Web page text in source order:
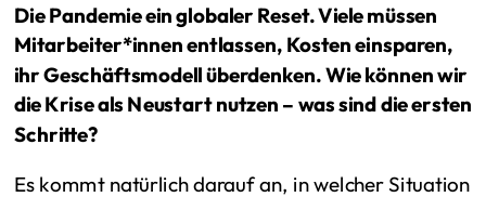
Die Pandemie ein globaler Reset. Viele müssen
Mitarbeiter*innen entlassen, Kosten einsparen,
ihr Geschäftsmodell überdenken. Wie können wir
die Krise als Neustart nutzen – was sind die ersten
Schritte?
Es kommt natürlich darauf an, in welcher Situation